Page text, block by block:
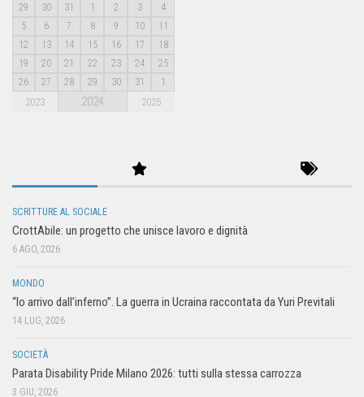
29
30 31 1 2 3
4
5
6 7 8 9 10
11
12
13 14 15 16 17
18
19
20 21 22 23 24
25
26
27 28 29 30 31 1
2023 2024 2025
SCRITTURE AL SOCIALE
CrottAbile: un progetto che unisce lavoro e dignità
6 AGO, 2026
MONDO
“Io arrivo dall’inferno”. La guerra in Ucraina raccontata da Yuri Previtali
14 LUG, 2026
SOCIETÀ
Parata Disability Pride Milano 2026: tutti sulla stessa carrozza
3 GIU, 2026